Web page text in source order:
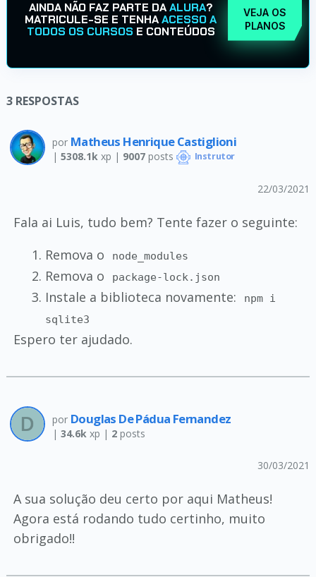
AINDA NÃO FAZ PARTE DAALURA?
MATRICULE-SE E TENHAACESSO A
TODOS OS CURSOS E CONTEÚDOS
VEJA OS
PLANOS
3 RESPOSTAS
por Matheus Henrique Castiglioni
| 5308.1k xp | 9007posts Instrutor
22/03/2021
Fala ai Luis, tudo bem? Tente fazer o seguinte:
Remova o
node_modules
Remova o package-lock.json
Instale a biblioteca novamente:
npm i
sqlite3
Espero ter ajudado.
por Douglas De Pádua Fernandez
| 34.6kxp | 2posts
30/03/2021
A sua solução deu certo por aqui Matheus!
Agora está rodando tudo certinho, muito
obrigado!!